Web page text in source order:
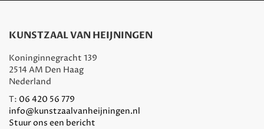
KUNSTZAAL VAN HEIJNINGEN
Koninginnegracht 139
2514 AM Den Haag
Nederland
T: 06 420 56 779
info@kunstzaalvanheijningen.nl
Stuur ons een bericht